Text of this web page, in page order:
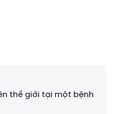
thế giới tại một bệnh